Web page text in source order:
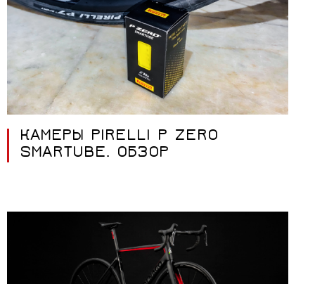
КАМЕРЫ PIRELLI P ZERO
SMARTUBE. ОБЗОР